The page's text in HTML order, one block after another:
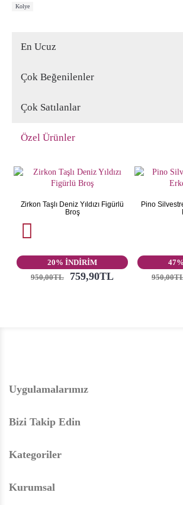
Kolye
En Ucuz
Çok Beğenilenler
Çok Satılanlar
Özel Ürünler
Zirkon Taşlı Deniz Yıldızı Figürlü
Broş
20% İNDİRİM
950,00TL
759,90TL
Pino
Uygulamalarımız
Bizi Takip Edin
Kategoriler
Kurumsal